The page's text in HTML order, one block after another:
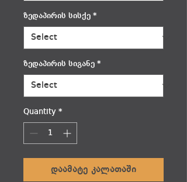
ზედაპირის სისქე *
ზედაპირის სიგანე *
Quantity *
დაამატე კალათაში